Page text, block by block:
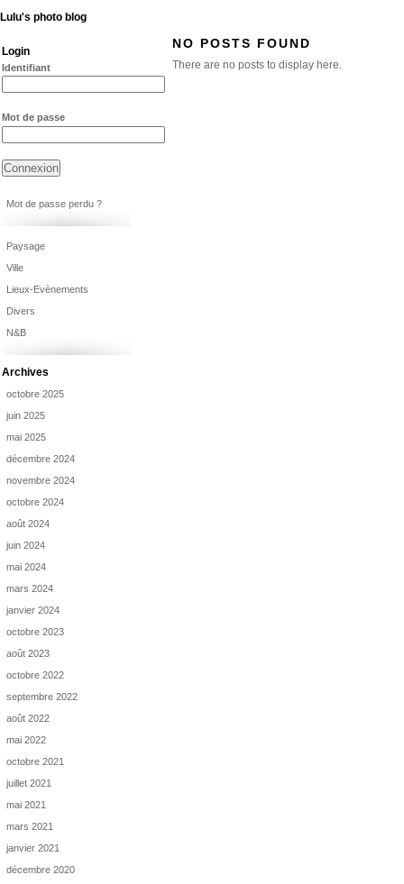
Lulu's photo blog
NO POSTS FOUND
There are no posts to display here.
Login
Identifiant
Mot de passe
Mot de passe perdu ?
Paysage
Ville
Lieux-Evènements
Divers
N&B
Archives
octobre 2025
juin 2025
mai 2025
décembre 2024
novembre 2024
octobre 2024
août 2024
juin 2024
mai 2024
mars 2024
janvier 2024
octobre 2023
août 2023
octobre 2022
septembre 2022
août 2022
mai 2022
octobre 2021
juillet 2021
mai 2021
mars 2021
janvier 2021
décembre 2020